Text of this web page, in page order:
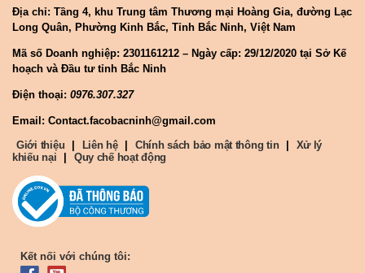
Địa chỉ: Tầng 4, khu Trung tâm Thương mại Hoàng Gia, đường Lạc
Long Quân, Phường Kinh Bắc, Tỉnh Bắc Ninh, Việt Nam
Mã số Doanh nghiệp: 2301161212 – Ngày cấp: 29/12/2020 tại Sở Kế
hoạch và Đầu tư tỉnh Bắc Ninh
Điện thoại: 0976.307.327
Email: Contact.facobacninh@gmail.com
Giới thiệu
Liên hệ Chính sách bảo mật thông tin
Xử lý
khiếu nại
Quy chế hoạt động
Kết nối với chúng tôi: